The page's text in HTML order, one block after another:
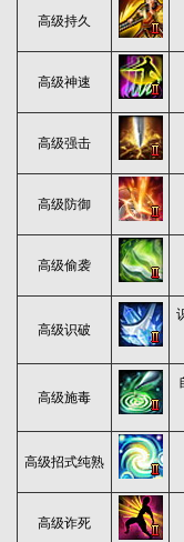
高级持久
高级神速
高级强击
高级防御
高级偷袭
高级识破
高级施毒
高级招式纯熟
高级诈死